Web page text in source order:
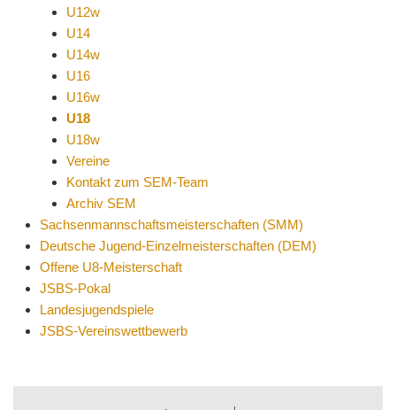
U12w
U14
U14w
U16
U16w
U18
U18w
Vereine
Kontakt zum SEM-Team
Archiv SEM
Sachsenmannschaftsmeisterschaften (SMM)
Deutsche Jugend-Einzelmeisterschaften (DEM)
Offene U8-Meisterschaft
JSBS-Pokal
Landesjugendspiele
JSBS-Vereinswettbewerb